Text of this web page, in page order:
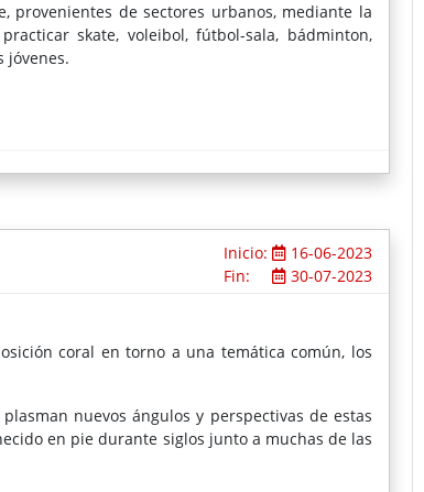
provenientes de sectores urbanos, mediante la
skate, voleibol, fútbol-sala, bádminton,
jóvenes.
Inicio:
16-06-2023
Fin:
30-07-2023
coral en torno a una temática común, los
nuevos ángulos y perspectivas de estas
en pie durante siglos junto a muchas de las